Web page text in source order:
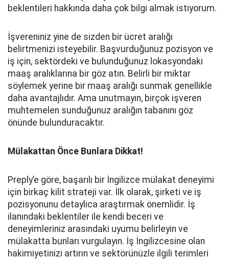
beklentileri hakkında daha çok bilgi almak istiyorum.
İşvereniniz yine de sizden bir ücret aralığı
belirtmenizi isteyebilir. Başvurduğunuz pozisyon ve
iş için, sektördeki ve bulunduğunuz lokasyondaki
maaş aralıklarına bir göz atın. Belirli bir miktar
söylemek yerine bir maaş aralığı sunmak genellikle
daha avantajlıdır. Ama unutmayın, birçok işveren
muhtemelen sunduğunuz aralığın tabanını göz
önünde bulunduracaktır.
Mülakattan Önce Bunlara Dikkat!
Preply’e göre, başarılı bir İngilizce mülakat deneyimi
için birkaç kilit strateji var. İlk olarak, şirketi ve iş
pozisyonunu detaylıca araştırmak önemlidir. İş
ilanındaki beklentiler ile kendi beceri ve
deneyimleriniz arasındaki uyumu belirleyin ve
mülakatta bunları vurgulayın. İş İngilizcesine olan
hakimiyetinizi artırın ve sektörünüzle ilgili terimleri